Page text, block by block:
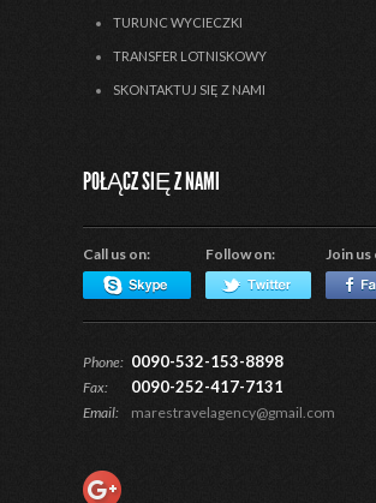
TURUNC WYCIECZKI
TRANSFER LOTNISKOWY
SKONTAKTUJ SIĘ Z NAMI
POŁĄCZ SIĘ Z NAMI
Call us on: Follow on: Join us
Phone: 0090-532-153-8898
Fax: 0090-252-417-7131
Email: marestravelagency@gmail.com